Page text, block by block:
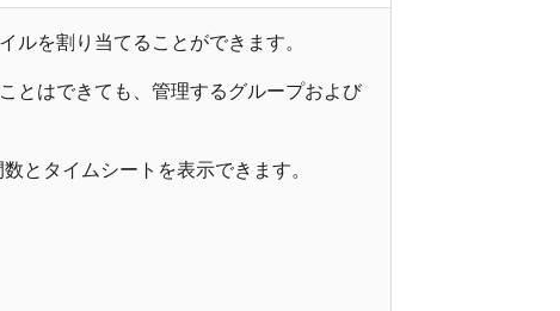
を割り当てることができます。
とはできても、管理するグループおよび
とタイムシートを表示できます。